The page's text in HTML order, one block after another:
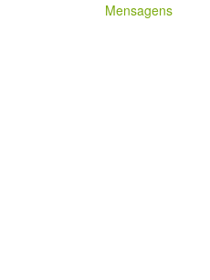
Mensagens